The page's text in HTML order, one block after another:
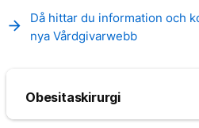
arrow_forward
Då hittar du information och
nya Vårdgivarwebb
Obesitaskirurgi